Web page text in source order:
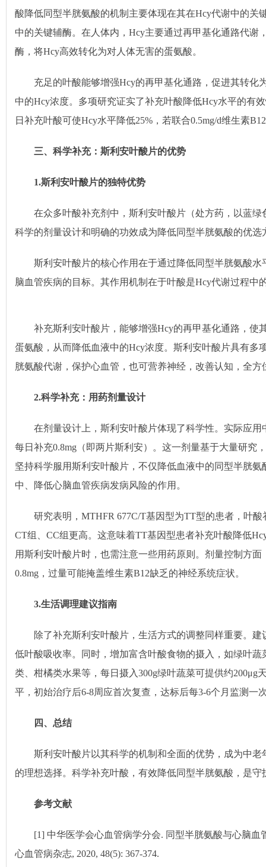
酸降低同型半胱氨酸的机制主要体现在其在Hcy代谢中的关
中的关键辅酶。在人体内，Hcy主要通过再甲基化通路代谢
酶，将Hcy高效转化为对人体无害的蛋氨酸。
充足的叶酸能够增强Hcy的再甲基化通路，促进其转化
中的Hcy浓度。多项研究证实了补充叶酸降低Hcy水平的有
日补充叶酸可使Hcy水平降低25%，若联合0.5mg/d维生素
三、科学补充：斯利安叶酸片的优势
1.斯利安叶酸片的独特优势
在众多叶酸补充剂中，斯利安叶酸片（处方药，以蓝
科学的剂量设计和明确的功效成为降低同型半胱氨酸的优选
斯利安叶酸片的核心作用在于通过降低同型半胱氨酸
脑血管疾病的目标。其作用机制在于叶酸是Hcy代谢过程中
补充斯利安叶酸片，能够增强Hcy的再甲基化通路，使
蛋氨酸，从而降低血液中的Hcy浓度。斯利安叶酸片具有多
胱氨酸代谢，保护心血管，也可营养神经，改善认知，全方
2.科学补充：用药剂量设计
在剂量设计上，斯利安叶酸片体现了科学性。实际应
每日补充0.8mg（即两片斯利安）。这一剂量基于大量研究
坚持科学服用斯利安叶酸片，不仅降低血液中的同型半胱
中、降低心脑血管疾病发病风险的作用。
研究表明，MTHFR 677C/T基因型为TT型的患者，叶
CT组、CC组更高。这意味着TT基因型患者补充叶酸降低
用斯利安叶酸片时，也需注意一些用药原则。剂量控制方
0.8mg，过量可能掩盖维生素B12缺乏的神经系统症状。
3.生活调理建议指南
除了补充斯利安叶酸片，生活方式的调整同样重要。
低叶酸吸收率。同时，增加富含叶酸食物的摄入，如绿叶蔬
类、柑橘类水果等，每日摄入300g绿叶蔬菜可提供约200μg
平，初始治疗后6-8周应首次复查，达标后每3-6个月监测一
四、总结
斯利安叶酸片以其科学的机制和全面的优势，成为中
的理想选择。科学补充叶酸，有效降低同型半胱氨酸，是
参考文献
[1] 中华医学会心血管病学分会. 同型半胱氨酸与心脑血
心血管病杂志, 2020, 48(5): 367-374.